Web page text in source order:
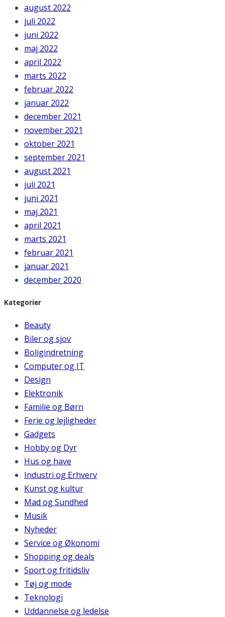
august 2022
juli 2022
juni 2022
maj 2022
april 2022
marts 2022
februar 2022
januar 2022
december 2021
november 2021
oktober 2021
september 2021
august 2021
juli 2021
juni 2021
maj 2021
april 2021
marts 2021
februar 2021
januar 2021
december 2020
Kategorier
Beauty
Biler og sjov
Boligindretning
Computer og IT
Design
Elektronik
Familie og Børn
Ferie og lejligheder
Gadgets
Hobby og Dyr
Hus og have
Industri og Erhverv
Kunst og kultur
Mad og Sundhed
Musik
Nyheder
Service og Økonomi
Shopping og deals
Sport og fritidsliv
Tøj og mode
Teknologi
Uddannelse og ledelse